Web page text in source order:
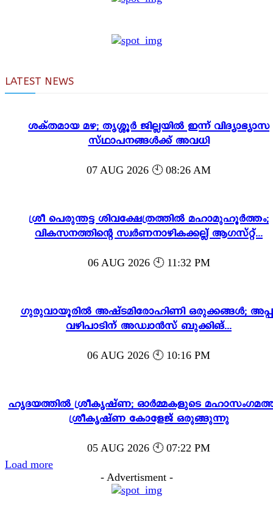
LATEST NEWS
ശക്തമായ മഴ; തൃശ്ശൂർ ജില്ലയിൽ ഇന്ന് വിദ്യാഭ്യാസ
സ്ഥാപനങ്ങൾക്ക് അവധി
07 AUG 2026 🕙 08:26 AM
ശ്രീ പെരുന്തട്ട ശിവക്ഷേത്രത്തിൽ മഹാമുഹൂർത്തം;
വികസനത്തിന്റെ സ്വർണനാഴികക്കല്ല് ആഗസ്റ്റ്...
06 AUG 2026 🕙 11:32 PM
ഗുരുവായൂരിൽ അഷ്ടമിരോഹിണി ഒരുക്കങ്ങൾ;
വഴിപാടിന് അഡ്വാൻസ് ബുക്കിങ്...
06 AUG 2026 🕙 10:16 PM
ഹൃദയത്തിൽ ശ്രീകൃഷ്ണ; ഓർമ്മകളുടെ
ശ്രീകൃഷ്ണ കോളേജ് ഒരുങ്ങുന്നു
05 AUG 2026 🕙 07:22 PM
Load more
- Advertisment -